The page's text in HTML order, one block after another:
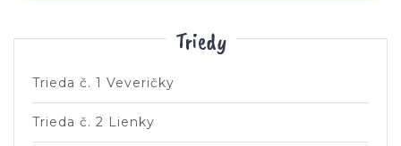
Triedy
Trieda č. 1 Veveričky
Trieda č. 2 Lienky